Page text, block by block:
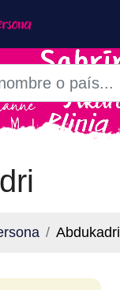
Abdukadri